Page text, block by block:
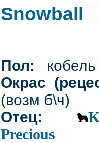
Snowball
Пол: кобель
Окрас
(возм б\ч)
Отец:
Precious